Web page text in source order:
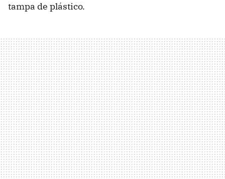
tampa de plástico.